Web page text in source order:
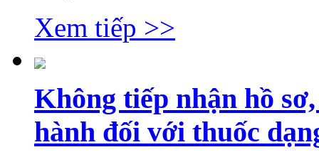
Xem tiếp >>
Không tiếp nhận hồ
hành đối với thuốc